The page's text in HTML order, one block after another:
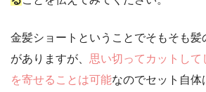
金髪ショートということでそもそも髪
がありますが、 思い切ってカットして
を寄せることは可能なのでセット自体